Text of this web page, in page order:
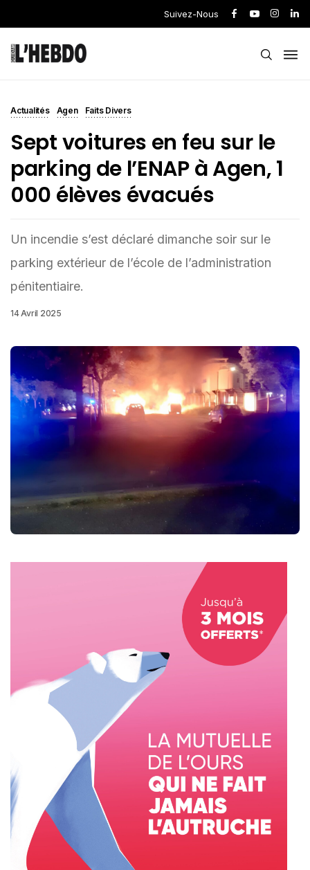
Suivez-Nous
Actualités Agen Faits Divers
Sept voitures en feu sur le
parking de l’ENAP à Agen, 1
000 élèves évacués
Un incendie s’est déclaré dimanche soir sur le
parking extérieur de l’école de l’administration
pénitentiaire.
14 Avril 2025